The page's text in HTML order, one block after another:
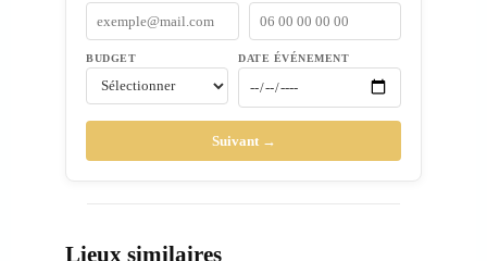
BUDGET DATE ÉVÉNEMENT
Suivant →
Lieux similaires